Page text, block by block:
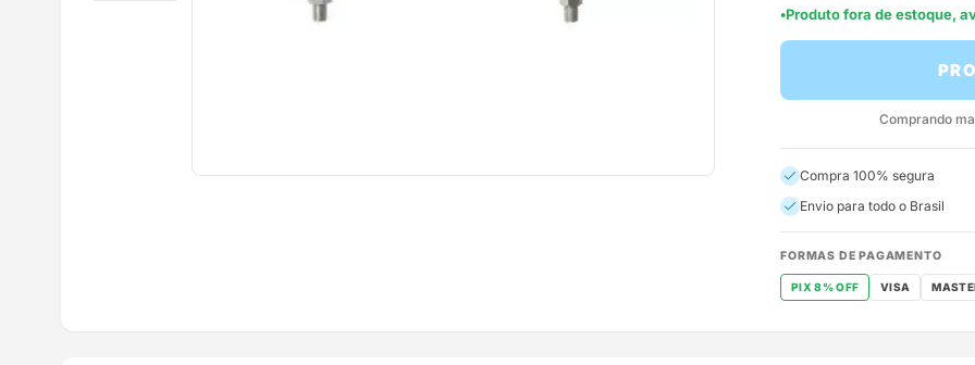
Produto fora de estoque,
Comprando
Compra 100% segura
Envio para todo o Brasil
FORMAS DE PAGAMENTO
PIX 8% OFF VISA